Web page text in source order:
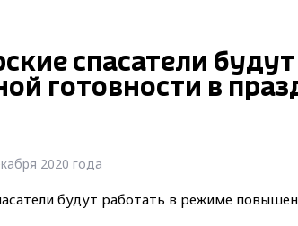
спасатели
готовности в
2020 года